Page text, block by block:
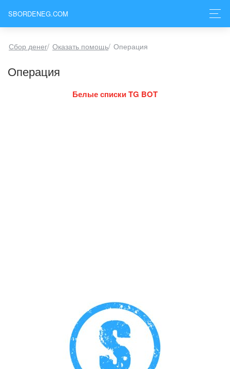
SBORDENEG.COM
Сбор денег/ Оказать помощь/ Операция
Операция
Белые списки TG BOT